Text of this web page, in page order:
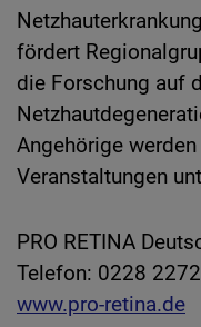
fördert
die Forschung auf
Angehörige
Veranstaltungen
PRO RETINA
Telefon: 0228
www.pro-retina.de